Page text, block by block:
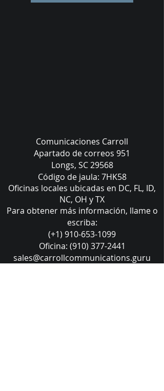
Comunicaciones Carroll
Apartado de correos 951
Longs, SC 29568
Código de jaula: 7HK58
Oficinas locales ubicadas en DC, FL, ID,
NC, OH y TX
Para obtener más información, llame o
escriba:
(+1) 910-653-1099
Oficina: (910) 377-2441
sales@carrollcommunications.guru